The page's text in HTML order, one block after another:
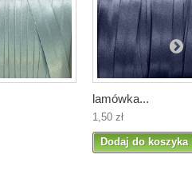
lamówka...
1,50 zł
Dodaj do koszyka